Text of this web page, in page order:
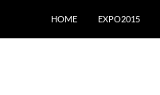
HOME
EXPO2015